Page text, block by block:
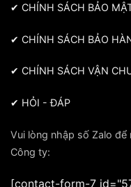
✔ CHÍNH SÁCH BẢO
✔ CHÍNH SÁCH BẢO
✔ CHÍNH SÁCH VẬN
✔ HỎI - ĐÁP
Vui lòng nhập số Zalo
Công ty:
[contact-form-7